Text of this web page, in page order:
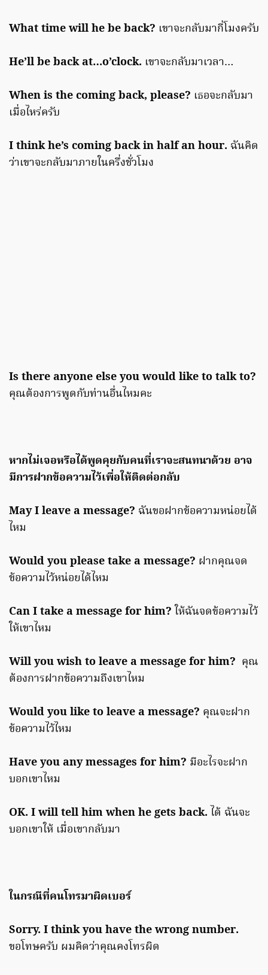
What time will he be back? เขาจะกลับมากี่โมงครับ
He’ll be back at…o’clock. เขาจะกลับมาเวลา…
When is the coming back, please? เธอจะกลับมา
เมื่อไหร่ครับ
I think he’s coming back in half an hour. ฉันคิด
ว่าเขาจะกลับมาภายในครึ่งชั่วโมง
Is there anyone else you would like to talk to?
คุณต้องการพูดกับท่านอื่นไหมคะ
หากไม่เจอหรือได้พูดคุยกับคนที่เราจะสนทนาด้วย อาจ
มีการฝากข้อความไว้เพื่อให้ติดต่อกลับ
May I leave a message? ฉันขอฝากข้อความหน่อยได้
ไหม
Would you please take a message? ฝากคุณจด
ข้อความไว้หน่อยได้ไหม
Can I take a message for him? ให้ฉันจดข้อความไว้
ให้เขาไหม
Will you wish to leave a message for him? คุณ
ต้องการฝากข้อความถึงเขาไหม
Would you like to leave a message? คุณจะฝาก
ข้อความไว้ไหม
Have you any messages for him? มีอะไรจะฝาก
บอกเขาไหม
OK. I will tell him when he gets back. ได้ ฉันจะ
บอกเขาให้ เมื่อเขากลับมา
ในกรณีที่คนโทรมาผิดเบอร์
Sorry. I think you have the wrong number.
ขอโทษครับ ผมคิดว่าคุณคงโทรผิด